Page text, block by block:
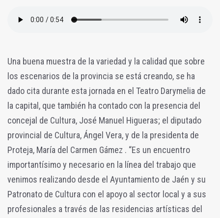
Una buena muestra de la variedad y la calidad que sobre
los escenarios de la provincia se está creando, se ha
dado cita durante esta jornada en el Teatro Darymelia de
la capital, que también ha contado con la presencia del
concejal de Cultura, José Manuel Higueras; el diputado
provincial de Cultura, Ángel Vera, y de la presidenta de
Proteja, María del Carmen Gámez . “Es un encuentro
importantísimo y necesario en la línea del trabajo que
venimos realizando desde el Ayuntamiento de Jaén y su
Patronato de Cultura con el apoyo al sector local y a sus
profesionales a través de las residencias artísticas del